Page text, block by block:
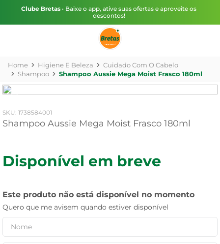
Clube Bretas • Baixe o app, ative suas ofertas e aproveite os
descontos!
Higiene E Beleza
Cuidado Com O Cabelo
Shampoo
Shampoo Aussie Mega Moist Frasco 180ml
: 1738584001
Shampoo Aussie Mega Moist Frasco 180ml
Disponível em breve
Este produto não está disponível no momento
Quero que me avisem quando estiver disponível